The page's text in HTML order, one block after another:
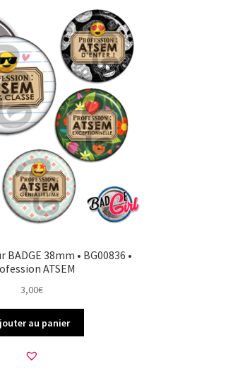
BADGE 38mm • BG00836 •
ATSEM
3,00€
au panier